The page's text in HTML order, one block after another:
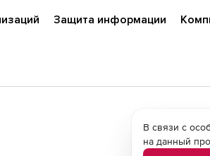
Защита информации
В связи с
на данный